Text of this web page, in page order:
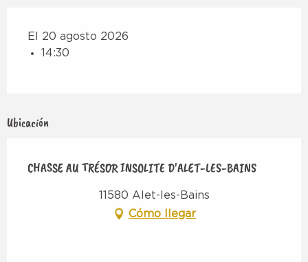
El 20 agosto 2026
14:30
Ubicación
CHASSE AU TRÉSOR INSOLITE D'ALET-LES-BAINS
11580 Alet-les-Bains
Cómo llegar